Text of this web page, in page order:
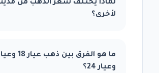
لماذا يختلف سعر الذهب من
لأخرى؟
وعيار 24؟